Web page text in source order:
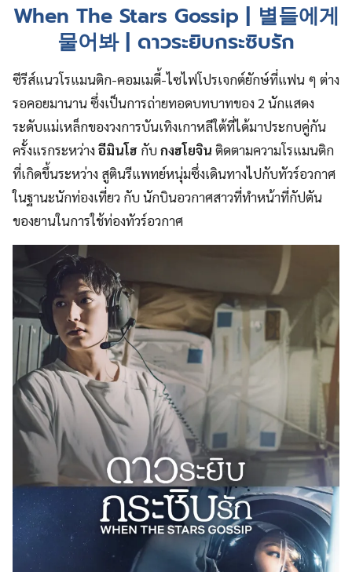
When The Stars Gossip | 별들에게
물어봐 | ดาวระยิบกระซิบรัก
ซีรีส์แนวโรแมนติก-คอมเมดี้-ไซไฟโปรเจกต์ยักษ์ที่แฟน ๆ ต่าง
รอคอยมานาน ซึ่งเป็นการถ่ายทอดบทบาทของ 2 นักแสดง
ระดับแม่เหล็กของวงการบันเทิงเกาหลีใต้ที่ได้มาประกบคู่กัน
ครั้งแรกระหว่างอีมินโฮ กับกงฮโยจิน ติดตามความโรแมนติก
ที่เกิดขึ้นระหว่าง สูตินรีแพทย์หนุ่มซึ่งเดินทางไปกับทัวร์อวกาศ
ในฐานะนักท่องเที่ยว กับ นักบินอวกาศสาวที่ทำหน้าที่กัปตัน
ของยานในการใช้ท่องทัวร์อวกาศ